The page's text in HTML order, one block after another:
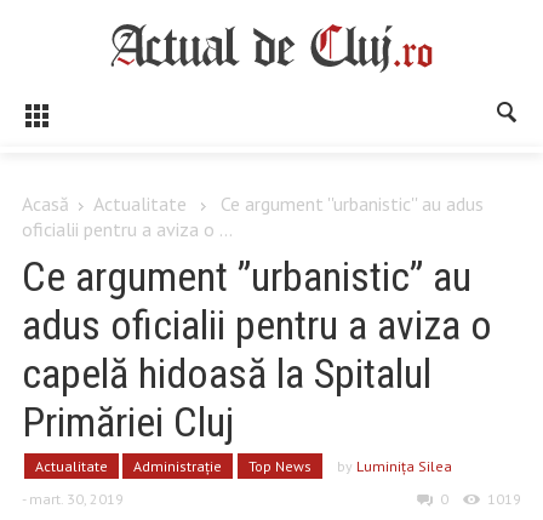
Acasă Actualitate
Ce argument ''urbanistic'' au adus
oficialii pentru a aviza o ...
Ce argument ”urbanistic” au
adus oficialii pentru a aviza o
capelă hidoasă la Spitalul
Primăriei Cluj
Actualitate Administrație Top News by Luminiţa Silea
- mart. 30, 2019
0 1019